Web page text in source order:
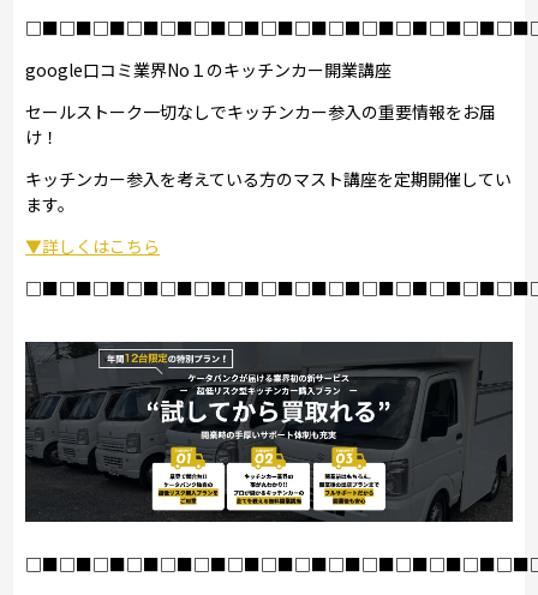
google口コミ業界No１のキッチンカー開業講座
セールストーク一切なしでキッチンカー参入の重要情報をお届
け！
キッチンカー参入を考えている方のマスト講座を定期開催してい
ます。
▼詳しくはこちら